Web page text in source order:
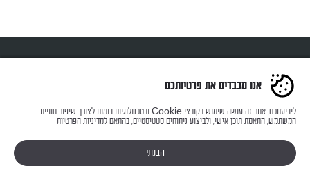
Website & SEO by Webguru | Web Design by PURE DESIGN
התקשר השאר הודעה
אנו מכבדים את פרטיותכם
לידיעתכם, אתר זה עושה שימוש בקובצי Cookie ובטכנולוגיות דומות לצורך שיפור חוויית
המשתמש, התאמת תוכן אישי, ולביצוע ניתוחים סטטיסטיים, בהתאם למדיניות הפרטיות
הבנתי